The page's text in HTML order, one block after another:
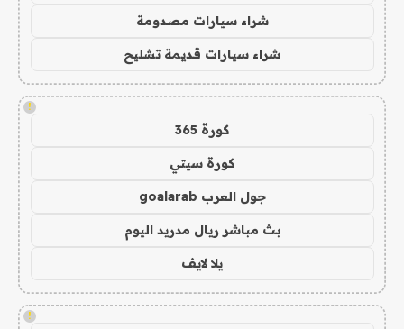
شراء سيارات مصدومة
شراء سيارات قديمة تشليح
!
كورة 365
كورة سيتي
جول العرب goalarab
بث مباشر ريال مدريد اليوم
يلا لايف
!